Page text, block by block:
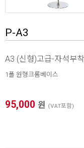
P-A3
A3 (신형)고급-자석부
1폴 원형크롬베이스
95,000 원 (VAT포함)